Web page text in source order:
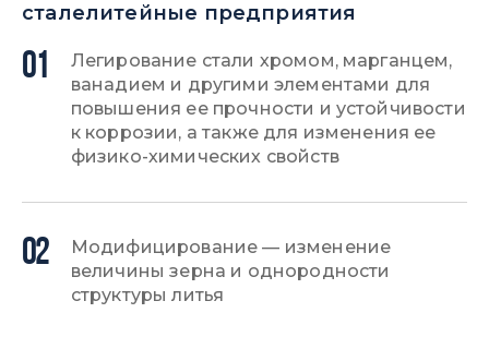
сталелитейные предприятия
01
Легирование стали хромом, марганцем,
ванадием и другими элементами для
повышения ее прочности и устойчивости
к коррозии, а также для изменения ее
физико-химических свойств
02
Модифицирование — изменение
величины зерна и однородности
структуры литья